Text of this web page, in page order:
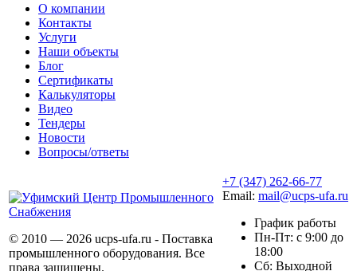
О компании
Контакты
Услуги
Наши объекты
Блог
Сертификаты
Калькуляторы
Видео
Тендеры
Новости
Вопросы/ответы
© 2010 — 2026 ucps-ufa.ru - Поставка
промышленного оборудования. Все
права защищены.
+7 (347) 262-66-77
Email: mail@ucps-ufa.ru
График работы
Пн-Пт: с 9:00 до
18:00
Сб: Выходной